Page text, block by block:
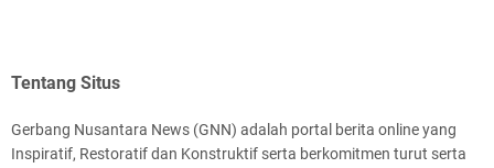
Tentang Situs
Gerbang Nusantara News (GNN) adalah portal berita online yang
Inspiratif, Restoratif dan Konstruktif serta berkomitmen turut serta